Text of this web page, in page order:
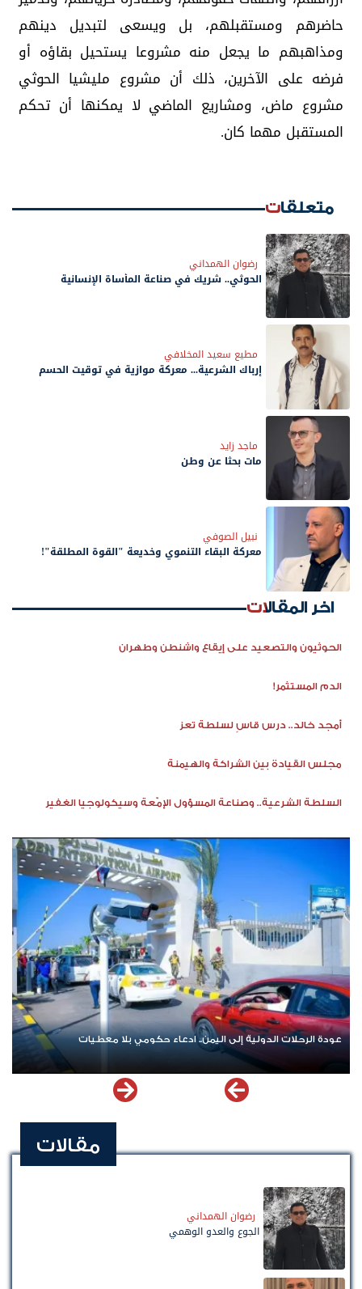
حاضرهم ومستقبلهم، بل ويسعى لتبديل دينهم
ومذاهبهم ما يجعل منه مشروعا يستحيل بقاؤه أو
فرضه على الآخرين، ذلك أن مشروع مليشيا الحوثي
مشروع ماض، ومشاريع الماضي لا يمكنها أن تحكم
المستقبل مهما كان.
متعلقات
رضوان الهمداني
الحوثي.. شريك في صناعة المأساة الإنسانية
مطيع سعيد المخلافي
إرباك الشرعية... معركة موازية في توقيت الحسم
ماجد زايد
مات بحثًا عن وطن
نبيل الصوفي
معركة البقاء التنموي وخديعة "القوة المطلقة"!
اخر المقالات
الحوثيون والتصعيد على إيقاع واشنطن وطهران
الدم المستثمر!
أمجد خالد.. درس قاسٍ لسلطة تعز
مجلس القيادة بين الشراكة والهيمنة
السلطة الشرعية.. وصناعة المسؤول الإمّعة وسيكولوجيا الغفير
عودة الرحلات الدولية إلى اليمن.. ادعاء حكومي بلا معطيات
مقالات
رضوان الهمداني
الجوع والعدو الوهمي